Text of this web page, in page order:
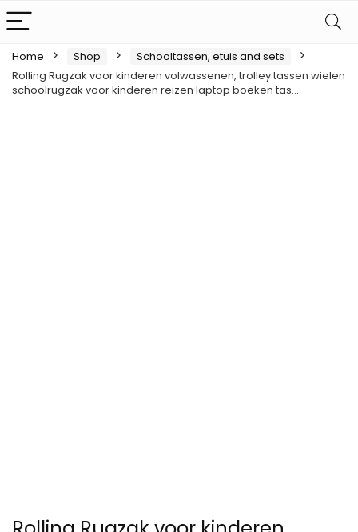
Home Shop
Schooltassen, etuis and sets
Rolling Rugzak voor kinderen volwassenen, trolley tassen wielen
schoolrugzak voor kinderen reizen laptop boeken tas…